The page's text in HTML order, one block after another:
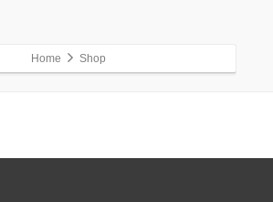
Home Shop